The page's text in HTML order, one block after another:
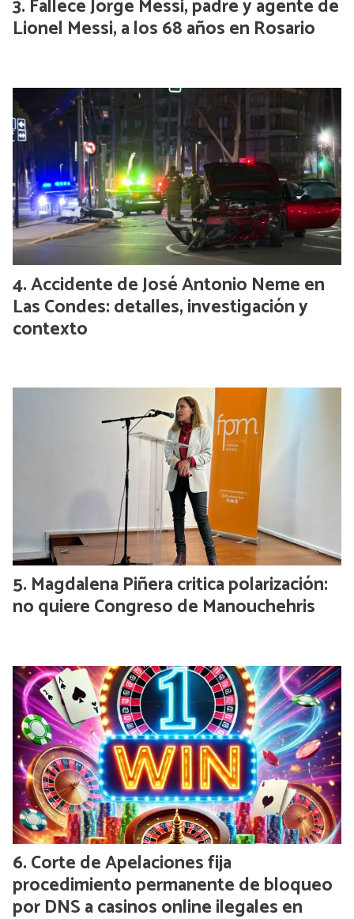
Fallece Jorge Messi, padre y agente de
Lionel Messi, a los 68 años en Rosario
Accidente de José Antonio Neme en
Las Condes: detalles, investigación y
contexto
Magdalena Piñera critica polarización:
no quiere Congreso de Manouchehris
Corte de Apelaciones fija
procedimiento permanente de bloqueo
por DNS a casinos online ilegales en